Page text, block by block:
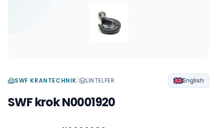
SWF KRANTECHNIK| LINTELFER English
SWF krok N0001920